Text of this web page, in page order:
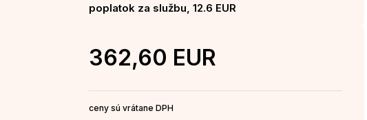
poplatok za službu, 12.6 EUR
362,60 EUR
ceny sú vrátane DPH